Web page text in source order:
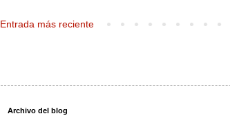
Entrada más reciente
Archivo del blog